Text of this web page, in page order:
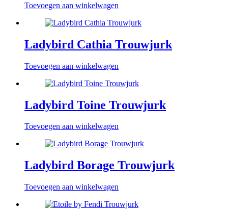
Toevoegen aan winkelwagen
Ladybird Cathia Trouwjurk
Toevoegen aan winkelwagen
Ladybird Toine Trouwjurk
Toevoegen aan winkelwagen
Ladybird Borage Trouwjurk
Toevoegen aan winkelwagen